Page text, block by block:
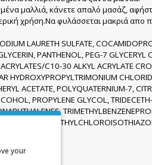
μαλλιά, κάνετε απαλό μασάζ,
χρήση.Να φυλάσσεται μακριά απο
LAURETH SULFATE,
PANTHENOL, PEG-7
C10-30 ALKYL ACRYLATE
HYDROXYPROPYLTRIMONIUM
ACETATE, POLYQUATERNIUM-7,
PROPYLENE GLYCOL,
CHLORIDE,
your